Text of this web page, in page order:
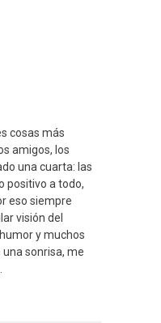
cosas más
amigos, los
una cuarta: las
positivo a todo,
eso siempre
visión del
y muchos
sonrisa, me